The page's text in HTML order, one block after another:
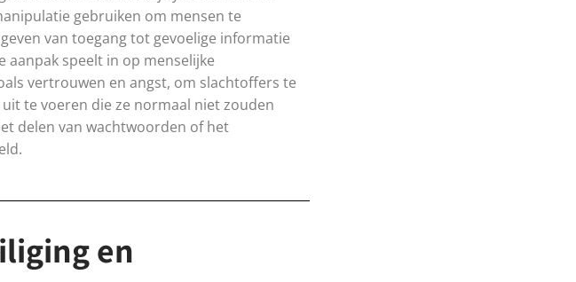
gebruiken om mensen te
van toegang tot gevoelige informatie
aanpak speelt in op menselijke
vertrouwen en angst, om slachtoffers te
te voeren die ze normaal niet zouden
delen van wachtwoorden of het
en